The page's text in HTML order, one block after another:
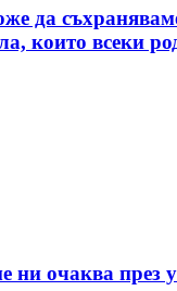
да
които всеки
ни очаква през